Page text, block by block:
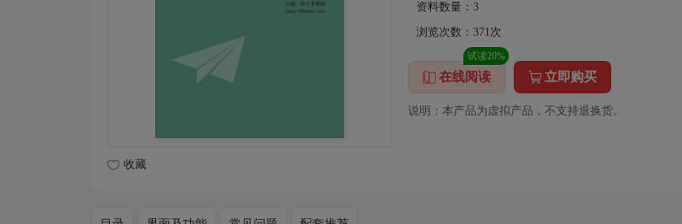
收藏
资料数量： 3
浏览次数： 371次
在线阅读
试读20%
立即购买
说明：本产品为虚拟产品，不支持退换货。